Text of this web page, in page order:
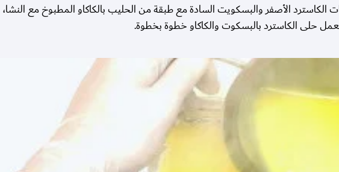
الأصفر والبسكويت السادة مع طبقة من الحليب بالكاكاو المطبوخ مع
حلى الكاسترد بالبسكوت والكاكاو خطوة بخطوة.